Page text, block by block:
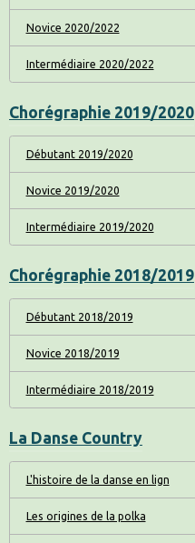
Novice 2020/2022
Intermédiaire 2020/2022
Chorégraphie 2019/2020
Débutant 2019/2020
Novice 2019/2020
Intermédiaire 2019/2020
Chorégraphie 2018/2019
Débutant 2018/2019
Novice 2018/2019
Intermédiaire 2018/2019
La Danse Country
L'histoire de la danse en lign
Les origines de la polka